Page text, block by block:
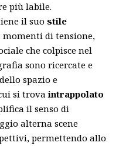
più labile.
il suo stile
di tensione,
che colpisce nel
sono ricercate e
spazio e
si trovaintrappolato
il senso di
alterna scene
permettendo allo